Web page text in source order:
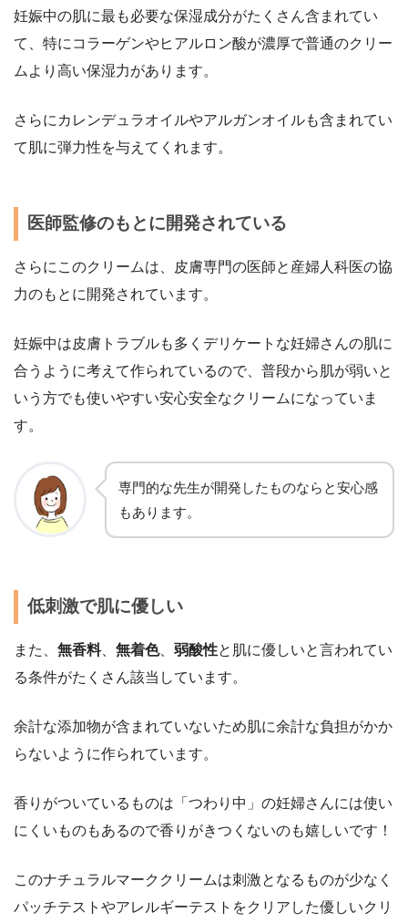
妊娠中の肌に最も必要な保湿成分がたくさん含まれてい
て、特に コラーゲンやヒアルロン酸が濃厚で普通のクリー
ムより 高い保湿力があります。
さらに カレンデュラオイルやアルガンオイルも含まれてい
て肌に弾力性を与えてくれます。
医師監修のもとに開発されている
さらにこのクリームは、皮膚専門の医師と産婦人科医の協
力のもとに開発されています。
妊娠中は皮膚トラブルも多くデリケートな妊婦さんの肌に
合うように考えて作られているので、普段から肌が弱いと
いう方でも使いやすい安心安全なクリームになっていま
す。
専門的な先生が開発したものならと安心感
もあります。
低刺激で肌に優しい
また、 無香料、 無着色、 弱酸性と肌に優しいと言われてい
る条件がたくさん該当しています。
余計な添加物が含まれていないため肌に余計な負担がかか
らないように作られています。
香りがついているものは「つわり中」の妊婦さんには使い
にくいものもあるので香りがきつくないのも嬉しいです！
このナチュラルマーククリームは刺激となるものが少なく
パッチテストやアレルギーテストをクリアした優しいクリ